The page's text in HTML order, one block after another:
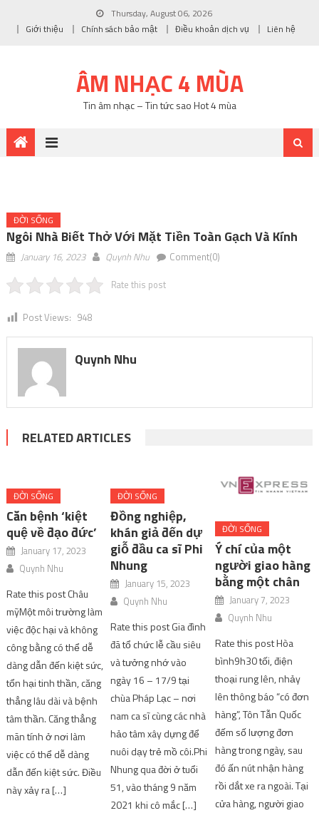
Thursday, August 06, 2026
Giới thiệu
Chính sách bảo mật Điều khoản dịch vụ Liên hệ
ÂM NHẠC 4 MÙA
Tin âm nhạc – Tin tức sao Hot 4 mùa
ĐỜI SỐNG
Ngôi Nhà Biết Thở Với Mặt Tiền Toàn Gạch Và Kính
January 16, 2023 Quynh Nhu Comment(0)
Rate this post
Post Views: 948
Quynh Nhu
RELATED ARTICLES
ĐỜI SỐNG
Căn bệnh ‘kiệt
quệ về đạo đức’
January 17, 2023
Quynh Nhu
Rate this post Châu
mỹMột môi trường làm
việc độc hại và không
công bằng có thể dễ
dàng dẫn đến kiệt sức,
tổn hại tinh thần, căng
thẳng lâu dài và bệnh
tâm thần. Căng thẳng
mãn tính ở nơi làm
việc có thể dễ dàng
dẫn đến kiệt sức. Điều
này xảy ra […]
ĐỜI SỐNG
Đồng nghiệp,
khán giả đến dự
giỗ đầu ca sĩ Phi
Nhung
January 15, 2023
Quynh Nhu
Rate this post Gia đình
đã tổ chức lễ cầu siêu
và tưởng nhớ vào
ngày 16 – 17/9 tại
chùa Pháp Lạc – nơi
nam ca sĩ cùng các nhà
hảo tâm xây dựng để
nuôi dạy trẻ mồ côi.Phi
Nhung qua đời ở tuổi
51, vào tháng 9 năm
2021 khi cô mắc […]
ĐỜI SỐNG
Ý chí của một
người giao hàng
bằng một chân
January 7, 2023
Quynh Nhu
Rate this post Hòa
bình9h30 tối, điện
thoại rung lên, nhảy
lên thông báo “có đơn
hàng”, Tôn Tẫn Quốc
đếm số lượng đơn
hàng trong ngày, sau
đó ấn nút nhận hàng
rồi dắt xe ra ngoài. Tại
cửa hàng, người giao